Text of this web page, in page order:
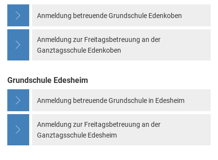
Anmeldung betreuende Grundschule Edenkoben
Anmeldung zur Freitagsbetreuung an der
Ganztagsschule Edenkoben
Grundschule Edesheim
Anmeldung betreuende Grundschule in Edesheim
Anmeldung zur Freitagsbetreuung an der
Ganztagsschule Edesheim